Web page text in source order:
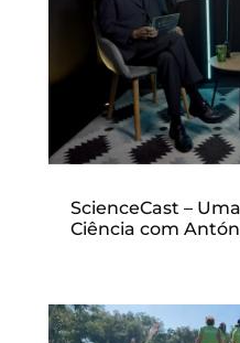
ScienceCast –
Ciência com